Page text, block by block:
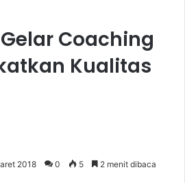
Coaching
Kualitas
2018 0 5 2 menit dibaca